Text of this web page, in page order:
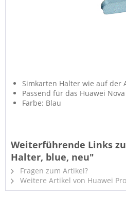
Simkarten Halter wie auf der
Passend für das Huawei Nova
Farbe: Blau
Weiterführende Links
Halter, blue, neu"
Fragen zum Artikel?
Weitere Artikel von Huawei